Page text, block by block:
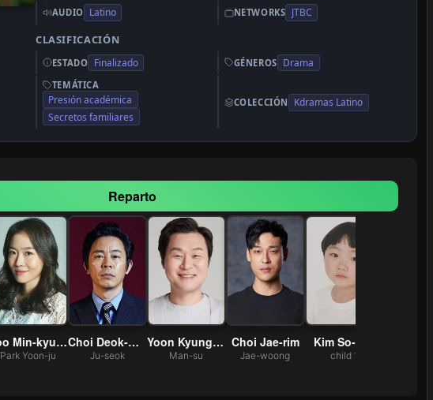
AUDIO Latino NETWORKS JTBC
CLASIFICACIÓN
ESTADO Finalizado GÉNEROS Drama
TEMÁTICA
Presión académica
Secretos familiares
COLECCIÓN Kdramas Latino
Reparto
Joo Min-kyung
Park Yoon-ju
Choi Deok-moon
Ju-seok
Yoon Kyung-ho
Man-su
Choi Jae-rim
Jae-woong
Kim So-min
child 1